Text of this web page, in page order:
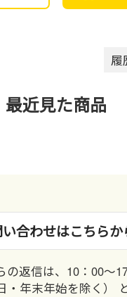
履
最近見た商品
い合わせはこちらか
の返信は、10：00〜
・年末年始を除く）